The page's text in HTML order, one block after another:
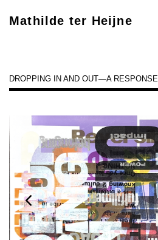
Mathilde ter Heijne
DROPPING IN AND OUT—A